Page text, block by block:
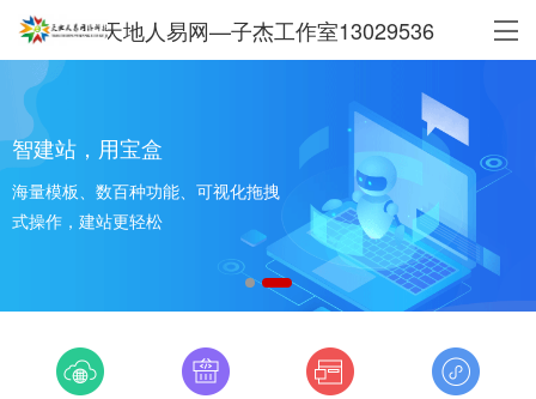
天地人易网—子杰工作室13029536
智建站，用宝盒
海量模板、数百种功能、可视化拖拽
式操作，建站更轻松